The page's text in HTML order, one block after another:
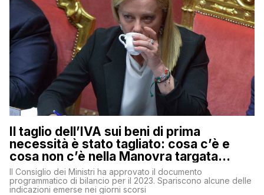
Il taglio dell’IVA sui beni di prima
necessità è stato tagliato: cosa c’è e
cosa non c’è nella Manovra targata
Meloni
Il Consiglio dei Ministri ha approvato il documento
programmatico di bilancio per il 2023. Spariscono alcune delle
indicazioni emerse nei giorni scorsi